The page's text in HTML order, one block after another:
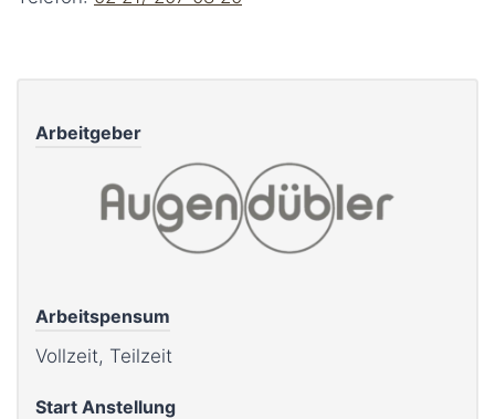
Arbeitgeber
Arbeitspensum
Vollzeit, Teilzeit
Start Anstellung